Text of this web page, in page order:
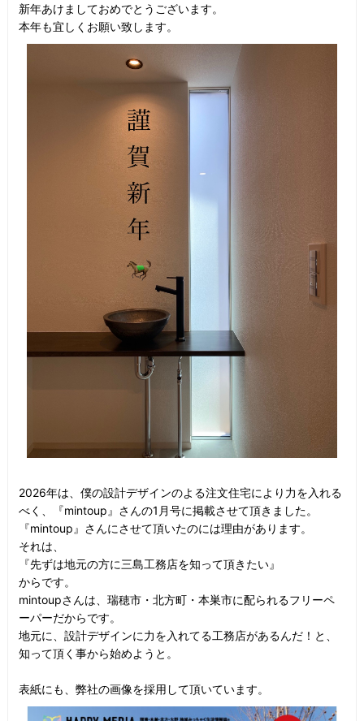
新年あけましておめでとうございます。
本年も宜しくお願い致します。
2026年は、僕の設計デザインのよる注文住宅により力を入れる
べく、『mintoup』さんの1月号に掲載させて頂きました。
『mintoup』さんにさせて頂いたのには理由があります。
それは、
『先ずは地元の方に三島工務店を知って頂きたい』
からです。
mintoupさんは、瑞穂市・北方町・本巣市に配られるフリーペ
ーパーだからです。
地元に、設計デザインに力を入れてる工務店があるんだ！と、
知って頂く事から始めようと。
表紙にも、弊社の画像を採用して頂いています。